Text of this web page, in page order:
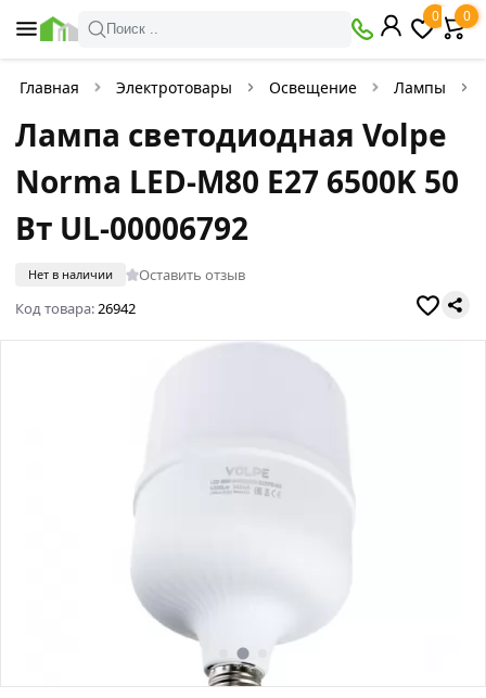
Поиск ..
0 0
Главная Электротовары Освещение Лампы
Лампа светодиодная Volpe
Norma LED-M80 E27 6500K 50
Вт UL-00006792
Нет в наличии
Оставить отзыв
Код товара:26942